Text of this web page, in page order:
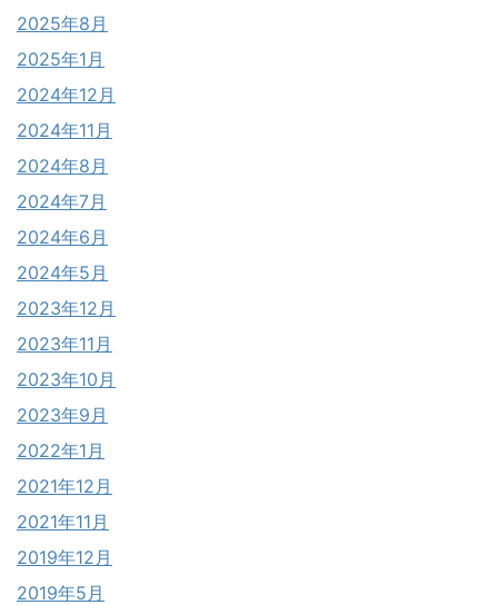
2025年8月
2025年1月
2024年12月
2024年11月
2024年8月
2024年7月
2024年6月
2024年5月
2023年12月
2023年11月
2023年10月
2023年9月
2022年1月
2021年12月
2021年11月
2019年12月
2019年5月